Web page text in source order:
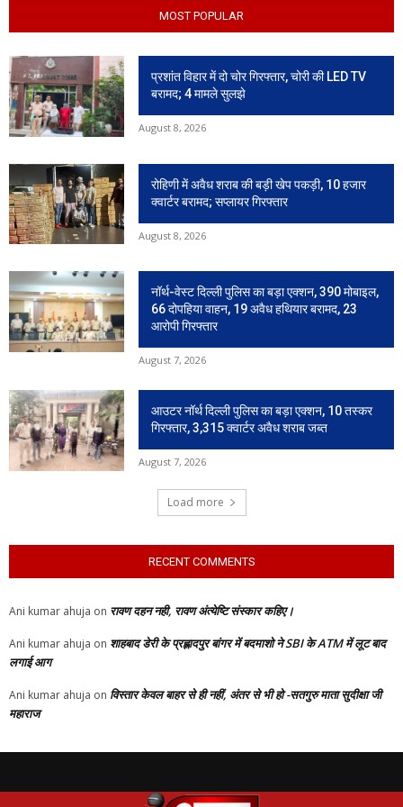
MOST POPULAR
प्रशांत विहार में दो चोर गिरफ्तार, चोरी की LED TV
बरामद; 4 मामले सुलझे
August 8, 2026
रोहिणी में अवैध शराब की बड़ी खेप पकड़ी, 10 हजार
क्वार्टर बरामद; सप्लायर गिरफ्तार
August 8, 2026
नॉर्थ-वेस्ट दिल्ली पुलिस का बड़ा एक्शन, 390 मोबाइल,
66 दोपहिया वाहन, 19 अवैध हथियार बरामद, 23
आरोपी गिरफ्तार
August 7, 2026
आउटर नॉर्थ दिल्ली पुलिस का बड़ा एक्शन, 10 तस्कर
गिरफ्तार, 3,315 क्वार्टर अवैध शराब जब्त
August 7, 2026
Load more
RECENT COMMENTS
Ani kumar ahuja on रावण दहन नही, रावण अंत्येष्टि संस्कार कहिए।
Ani kumar ahuja on शाहबाद डेरी के प्रह्लादपुर बांगर में बदमाशो ने SBI के ATM में लूट बाद
लगाई आग
Ani kumar ahuja on विस्तार केवल बाहर से ही नहीं, अंतर से भी हो -सतगुरु माता सुदीक्षा जी
महाराज